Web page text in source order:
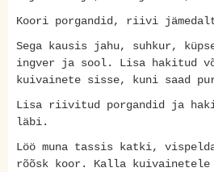
Koori porgandid, riivi
Sega kausis jahu, suhkur,
ingver ja sool. Lisa hakitud
kuivainete sisse, kuni saad
Lisa riivitud porgandid ja
läbi.
Löö muna tassis katki,
rõõsk koor. Kalla